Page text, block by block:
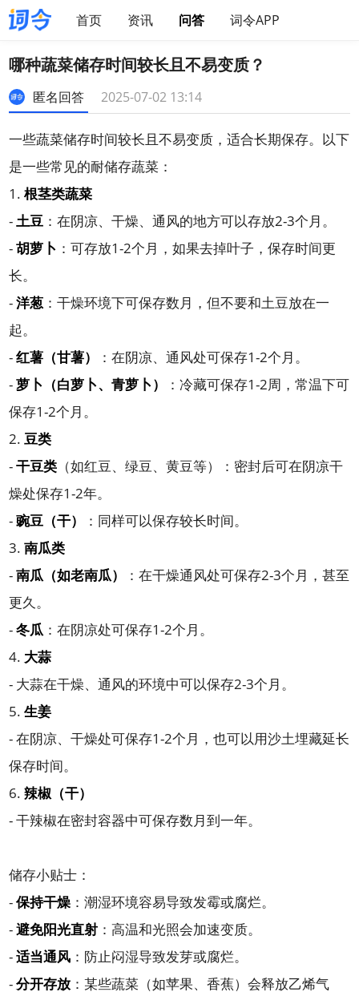
首页 资讯 问答 词令APP
哪种蔬菜储存时间较长且不易变质？
匿名回答 2025-07-02 13:14
一些蔬菜储存时间较长且不易变质，适合长期保存。以下
是一些常见的耐储存蔬菜：
1.根茎类蔬菜
-土豆 ：在阴凉、干燥、通风的地方可以存放2-3个月。
-胡萝卜 ：可存放1-2个月，如果去掉叶子，保存时间更
长。
-洋葱 ：干燥环境下可保存数月，但不要和土豆放在一
起。
-红薯（甘薯）
：在阴凉、通风处可保存1-2个月。
-萝卜（白萝卜、青萝卜）
：冷藏可保存1-2周，常温下可
保存1-2个月。
2.豆类
-干豆类 （如红豆、绿豆、黄豆等）：密封后可在阴凉干
燥处保存1-2年。
-豌豆（干）
：同样可以保存较长时间。
3.南瓜类
-南瓜（如老南瓜）
：在干燥通风处可保存2-3个月，甚至
更久。
-冬瓜 ：在阴凉处可保存1-2个月。
4. 大蒜
- 大蒜在干燥、通风的环境中可以保存2-3个月。
5.生姜
- 在阴凉、干燥处可保存1-2个月，也可以用沙土埋藏延长
保存时间。
6.辣椒（干）
- 干辣椒在密封容器中可保存数月到一年。
储存小贴士：
-保持干燥 ：潮湿环境容易导致发霉或腐烂。
-避免阳光直射 ：高温和光照会加速变质。
-适当通风 ：防止闷湿导致发芽或腐烂。
-分开存放 ：某些蔬菜（如苹果、香蕉）会释放乙烯气